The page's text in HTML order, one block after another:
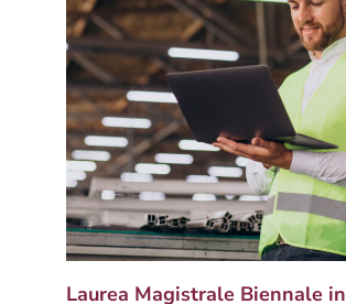
Laurea Magistrale Biennale in